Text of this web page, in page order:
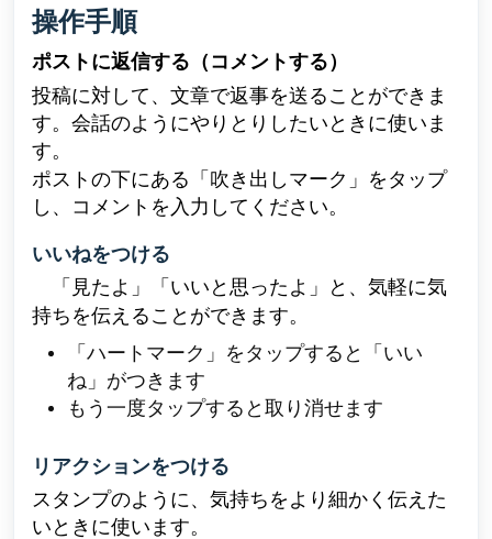
操作手順
ポストに返信する（コメントする）
投稿に対して、文章で返事を送ることができま
す。会話のようにやりとりしたいときに使いま
す。
ポストの下にある「吹き出しマーク」をタップ
し、 コメントを入力してください。
いいねをつける
「見たよ」「いいと思ったよ」と、気軽に気
持ちを伝えることができます。
「ハートマーク」をタップすると「いい
ね」がつきます
もう一度タップすると取り消せます
リアクションをつける
スタンプのように、気持ちをより細かく伝えた
いときに使います。